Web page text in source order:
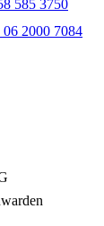
585 3750
06 2000 7084